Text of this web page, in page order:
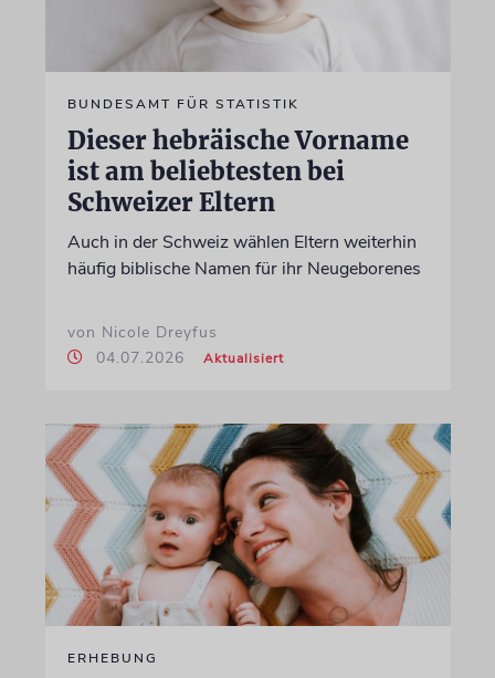
BUNDESAMT FÜR STATISTIK
Dieser hebräische Vorname
ist am beliebtesten bei
Schweizer Eltern
Auch in der Schweiz wählen Eltern weiterhin
häufig biblische Namen für ihr Neugeborenes
von Nicole Dreyfus
04.07.2026
Aktualisiert
ERHEBUNG